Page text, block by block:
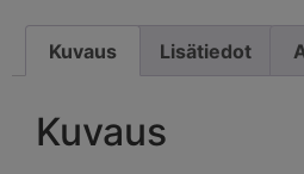
Kuvaus Lisätiedot
Kuvaus